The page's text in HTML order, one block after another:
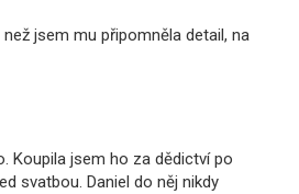
jsem mu připomněla detail, na
Koupila jsem ho za dědictví po
svatbou. Daniel do něj nikdy